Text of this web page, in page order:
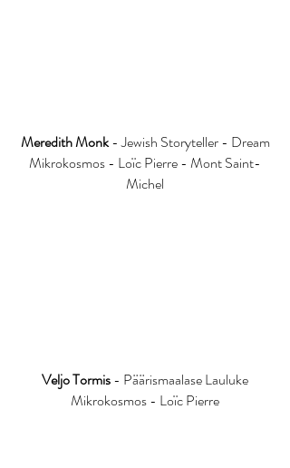
Meredith Monk- Jewish Storyteller - Dream
Mikrokosmos - Loïc Pierre - Mont Saint-
Michel
Veljo Tormis- Päärismaalase Lauluke
Mikrokosmos - Loïc Pierre